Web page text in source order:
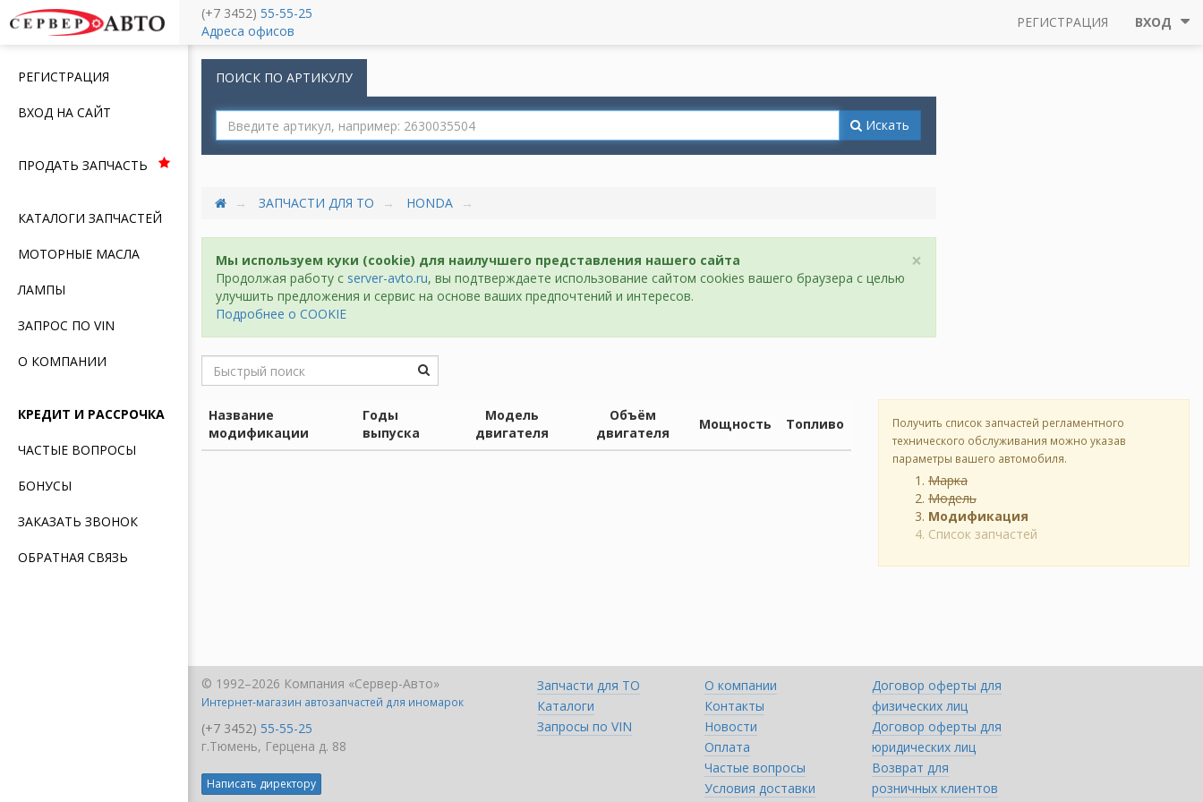
Меню
РЕГИСТРАЦИЯ
ВХОД НА САЙТ
ПРОДАТЬ ЗАПЧАСТЬ
КАТАЛОГИ ЗАПЧАСТЕЙ
МОТОРНЫЕ МАСЛА
ЛАМПЫ
ЗАПРОС ПО VIN
О КОМПАНИИ
КРЕДИТ И РАССРОЧКА
ЧАСТЫЕ ВОПРОСЫ
БОНУСЫ
ЗАКАЗАТЬ ЗВОНОК
ОБРАТНАЯ СВЯЗЬ
(+7 3452) 55-55-25
Адреса офисов
РЕГИСТРАЦИЯ ВХОД
ПОИСК ПО АРТИКУЛУ
Искать
ЗАПЧАСТИ ДЛЯ ТО HONDA
×
Мы используем куки (cookie) для наилучшего представления нашего сайта
Продолжая работу с server-avto.ru, вы подтверждаете использование сайтом cookies вашего браузера с целью
улучшить предложения и сервис на основе ваших предпочтений и интересов.
Подробнее о COOKIE
Получить список запчастей регламентного
технического обслуживания можно указав
параметры вашего автомобиля.
Марка
Модель
Модификация
Список запчастей
Название
модификации
Годы
выпуска
Модель
двигателя
Объём
двигателя
Мощность Топливо
Запчасти для ТО
Каталоги
Запросы по VIN
О компании
Контакты
Новости
Оплата
Частые вопросы
Условия доставки
Договор оферты для
физических лиц
Договор оферты для
юридических лиц
Возврат для
розничных клиентов
© 1992–2026 Компания «Сервер-Авто»
Интернет-магазин автозапчастей для иномарок
(+7 3452) 55-55-25
г.Тюмень, Герцена д. 88
Написать директору